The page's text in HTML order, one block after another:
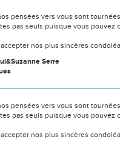
pensées vers vous sont
pas seuls puisque vous pouvez
nos plus sincères
Serre
pensées vers vous sont
pas seuls puisque vous pouvez
nos plus sincères